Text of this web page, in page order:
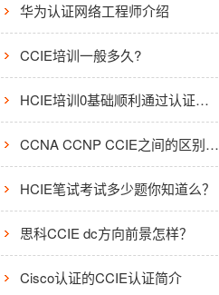
华为认证网络工程师介绍
CCIE培训一般多久?
HCIE培训0基础顺利通过认证靠什么？
CCNA CCNP CCIE之间的区别有哪些？
HCIE笔试考试多少题你知道么？
思科CCIE dc方向前景怎样？
Cisco认证的CCIE认证简介